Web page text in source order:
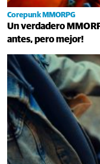
Corepunk MMORPG
Un verdadero
antes, pero mejor!